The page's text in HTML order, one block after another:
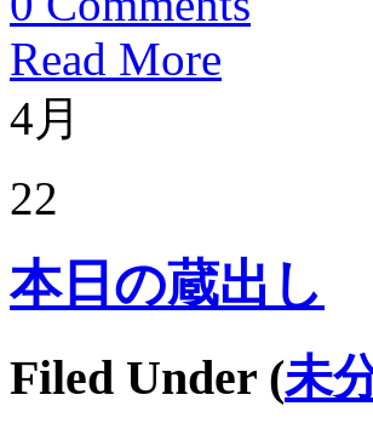
Read More
4月
22
本日の蔵出し
Filed Under (未